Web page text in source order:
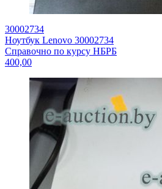
30002734
Ноутбук Lenovo 30002734
Справочно по курсу НБРБ
400,00